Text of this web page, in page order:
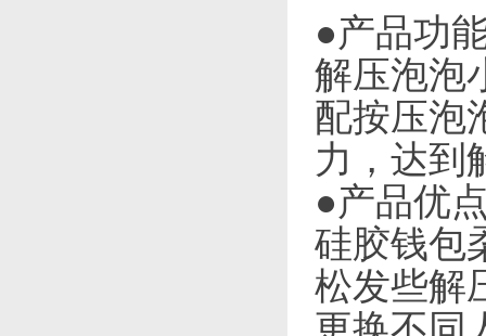
●产品功
解压泡泡
配按压泡
力，达到
●产品优
硅胶钱包
松发些解